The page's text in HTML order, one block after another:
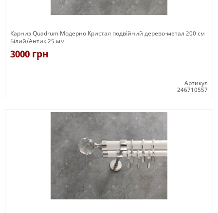
Карниз Quadrum Модерно Кристал подвійний дерево-метал 200 см
Білий/Антик 25 мм
3000 грн
Артикул
246710557